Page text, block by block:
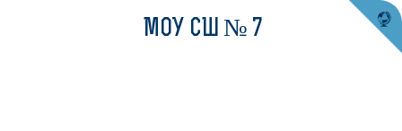
МОУ СШ № 7